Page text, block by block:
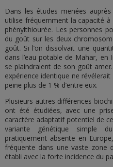
Dans les études menées
utilise fréquemment la capacité
phénylthiourée. Les personnes
du goût sur les deux
goût. Si l’on dissolvait une
dans l’eau potable de Mahar,
se plaindraient de son goût
expérience identique ne
peine plus de 1 % d’entre eux.
Plusieurs autres différences
ont été étudiées, avec une
caractère adaptatif potentiel de
variante génétique simple
pratiquement absente en
fréquente dans une vaste zone
établi avec la forte incidence du